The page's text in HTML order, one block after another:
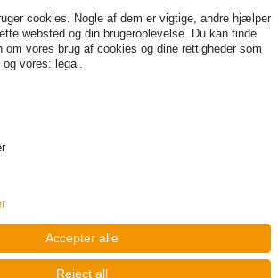
rettigheder forbeholdes. - Prices incl. VAT. 19%
article detail | * Applies to deliveries to the UK!
contract here
cookies. Nogle af dem er vigtige, andre hjælper
websted og din brugeroplevelse. Du kan finde
om vores brug af cookies og dine rettigheder som
vores: legal.
Accepter alle
Reject all